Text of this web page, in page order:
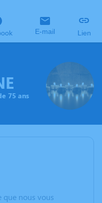
E-mail Lien
75 ans
que nous vous